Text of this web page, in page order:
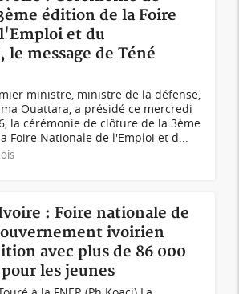
édition de la Foire
et du
message de Téné
ministre, ministre de la défense,
Ouattara, a présidé ce mercredi
la cérémonie de clôture de la 3ème
Foire Nationale de l'Emploi et d...
: Foire nationale de
ivoirien
avec plus de 86 000
les jeunes